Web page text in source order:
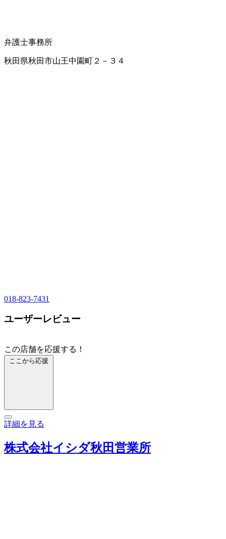
弁護士事務所
秋田県秋田市山王中園町２－３４
018-823-7431
ユーザーレビュー
この店舗を応援する！
ここから応援
詳細を見る
株式会社イシダ秋田営業所